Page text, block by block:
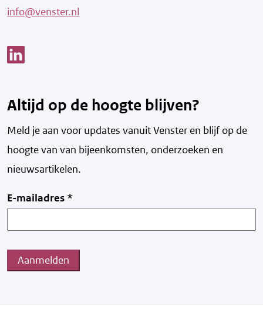
info@venster.nl
Altijd op de hoogte blijven?
Meld je aan voor updates vanuit Venster en blijf op de
hoogte van van bijeenkomsten, onderzoeken en
nieuwsartikelen.
E-mailadres *
Aanmelden